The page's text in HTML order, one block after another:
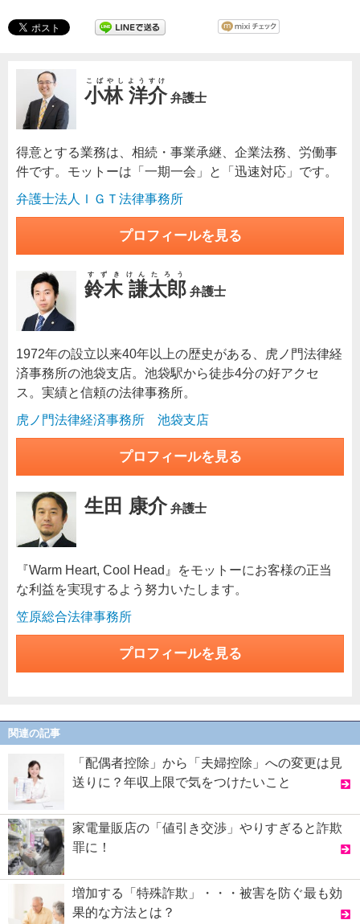
小林 洋介
こばやしようすけ
弁護士
得意とする業務は、相続・事業承継、企業法務、労働事
件です。モットーは「一期一会」と「迅速対応」です。
弁護士法人ＩＧＴ法律事務所
プロフィールを見る
鈴木 謙太郎
すずきけんたろう
弁護士
1972年の設立以来40年以上の歴史がある、虎ノ門法律経
済事務所の池袋支店。池袋駅から徒歩4分の好アクセ
ス。実績と信頼の法律事務所。
虎ノ門法律経済事務所 池袋支店
プロフィールを見る
生田 康介 弁護士
『Warm Heart, Cool Head』をモットーにお客様の正当
な利益を実現するよう努力いたします。
笠原総合法律事務所
プロフィールを見る
関連の記事
「配偶者控除」から「夫婦控除」への変更は見
送りに？年収上限で気をつけたいこと
家電量販店の「値引き交渉」やりすぎると詐欺
罪に！
増加する「特殊詐欺」・・・被害を防ぐ最も効
果的な方法とは？